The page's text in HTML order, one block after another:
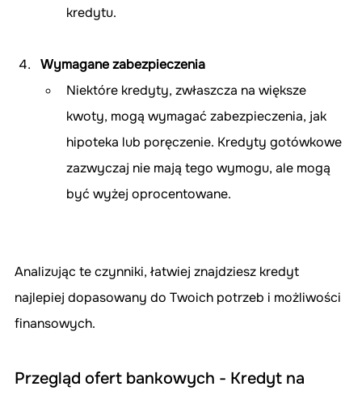
kredytu.
Wymagane zabezpieczenia
Niektóre kredyty, zwłaszcza na większe
kwoty, mogą wymagać zabezpieczenia, jak
hipoteka lub poręczenie. Kredyty gotówkowe
zazwyczaj nie mają tego wymogu, ale mogą
być wyżej oprocentowane.
Analizując te czynniki, łatwiej znajdziesz kredyt
najlepiej dopasowany do Twoich potrzeb i możliwości
finansowych.
Przegląd ofert bankowych - Kredyt na